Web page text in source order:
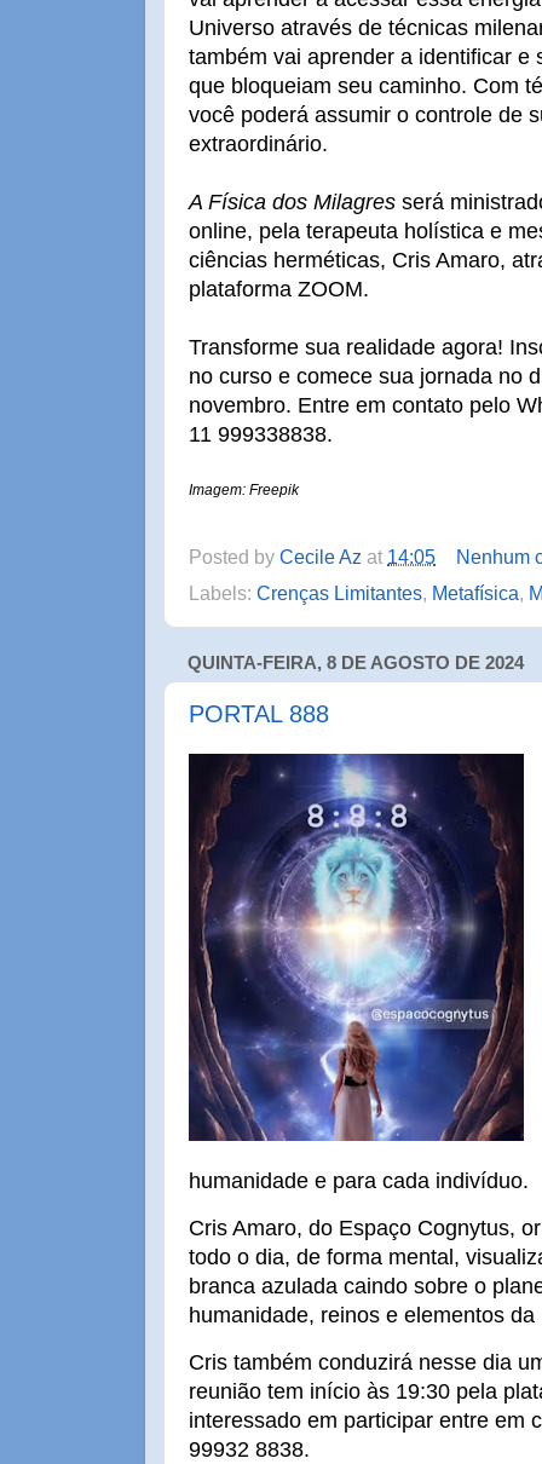
Universo através de técnicas
também vai aprender a identificar e
que bloqueiam seu caminho. Com
você poderá assumir o controle de
extraordinário.
A Física dos Milagres será
online, pela terapeuta holística e
ciências herméticas, Cris Amaro,
plataforma ZOOM.
Transforme sua realidade agora!
no curso e comece sua jornada no
novembro. Entre em contato pelo
11 999338838.
Imagem: Freepik
Posted by Cecile Az at 14:05
Nenhum
Labels: Crenças Limitantes, Metafísica,
QUINTA-FEIRA, 8 DE AGOSTO DE 2024
PORTAL 888
humanidade e para cada indivíduo.
Cris Amaro, do Espaço Cognytus,
todo o dia, de forma mental,
branca azulada caindo sobre o
humanidade, reinos e elementos
Cris também conduzirá nesse dia
reunião tem início às 19:30 pela
interessado em participar entre em
99932 8838.